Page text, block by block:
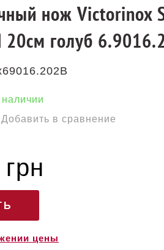
нож Victorinox
20см голуб
Добавить в сравнение
цены